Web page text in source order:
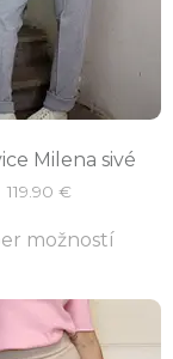
Milena sivé
119.90 €
možností